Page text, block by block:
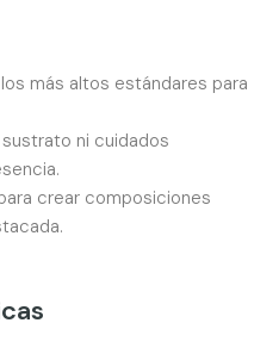
más altos estándares para
ni cuidados
crear composiciones